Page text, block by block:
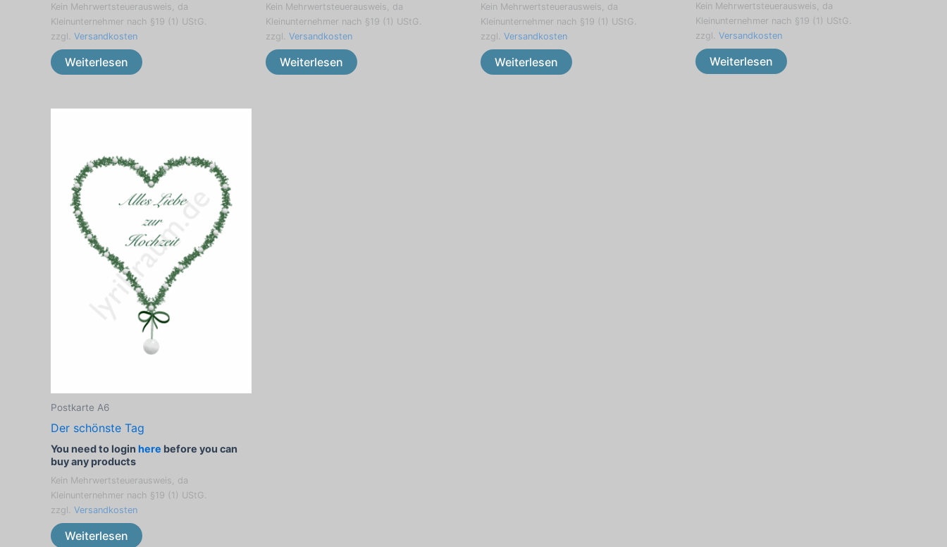
Kein Mehrwertsteuerausweis, da
Kleinunternehmer nach §19 (1) UStG.
zzgl. Versandkosten
Weiterlesen
Kein Mehrwertsteuerausweis, da
Kleinunternehmer nach §19 (1) UStG.
zzgl. Versandkosten
Weiterlesen
Kein Mehrwertsteuerausweis, da
Kleinunternehmer nach §19 (1) UStG.
zzgl. Versandkosten
Weiterlesen
Kein Mehrwertsteuerausweis, da
Kleinunternehmer nach §19 (1) UStG.
zzgl. Versandkosten
Weiterlesen
Postkarte A6
Der schönste Tag
You need to login here before you can
buy any products
Kein Mehrwertsteuerausweis, da
Kleinunternehmer nach §19 (1) UStG.
zzgl. Versandkosten
Weiterlesen